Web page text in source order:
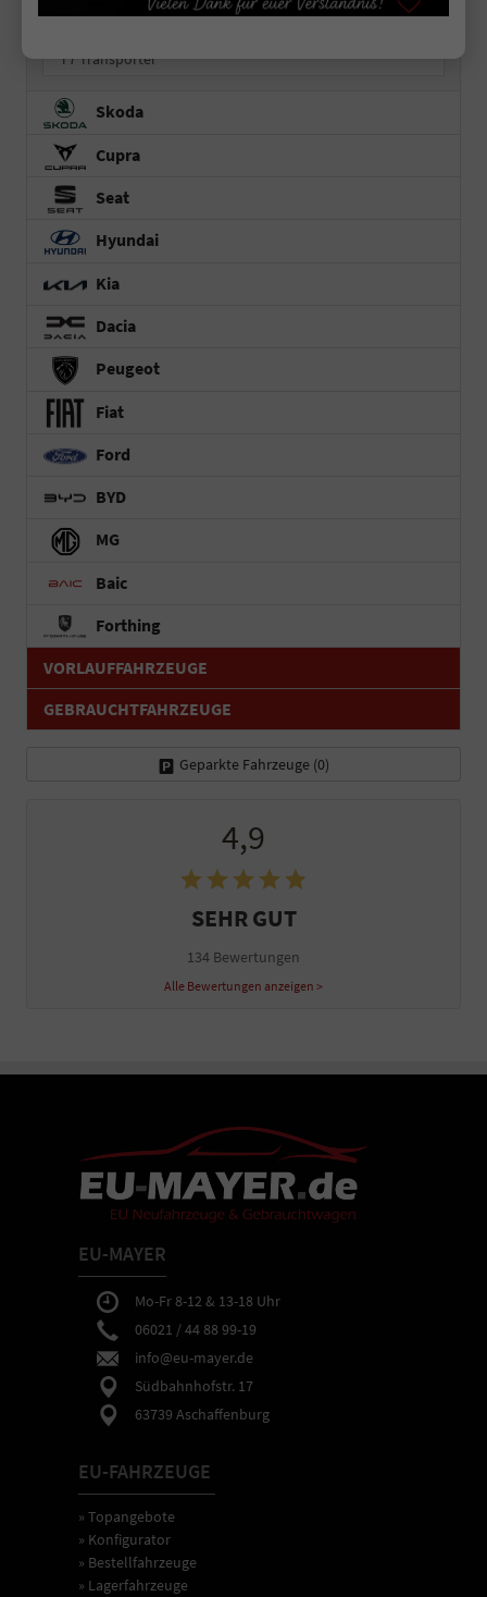
T7 Transporter
Skoda
Cupra
Seat
Hyundai
Kia
Dacia
Peugeot
Fiat
Ford
BYD
MG
Baic
Forthing
VORLAUFFAHRZEUGE
GEBRAUCHTFAHRZEUGE
Geparkte Fahrzeuge (0)
4,9
SEHR GUT
134 Bewertungen
Alle Bewertungen anzeigen >
EU-MAYER
Mo-Fr 8-12 & 13-18 Uhr
06021 / 44 88 99-19
info@eu-mayer.de
Südbahnhofstr. 17
63739 Aschaffenburg
EU-FAHRZEUGE
» Topangebote
» Konfigurator
» Bestellfahrzeuge
» Lagerfahrzeuge